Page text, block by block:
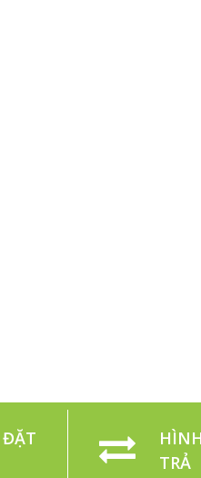
TRẢ